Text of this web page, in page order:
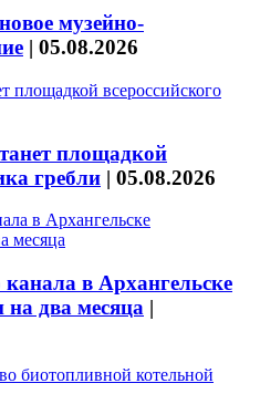
музейно-
| 05.08.2026
площадкой
гребли | 05.08.2026
в Архангельске
на два месяца |